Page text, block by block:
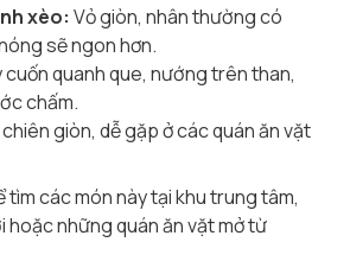
xèo: Vỏ giòn, nhân thường có
sẽ ngon hơn.
cuốn quanh que, nướng trên than,
chấm.
giòn, dễ gặp ở các quán ăn vặt
tìm các món này tại khu trung tâm,
hoặc những quán ăn vặt mở từ